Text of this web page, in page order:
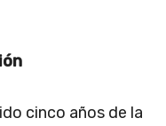
cinco años de la